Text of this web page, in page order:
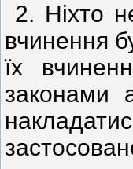
2. Ніхто
вчинення
їх
законами